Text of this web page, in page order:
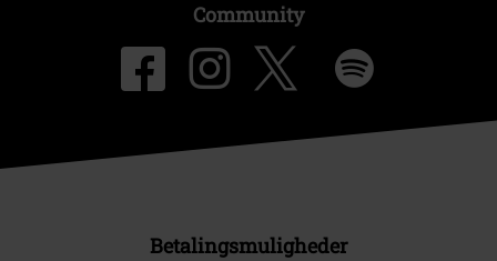
Community
Betalingsmuligheder